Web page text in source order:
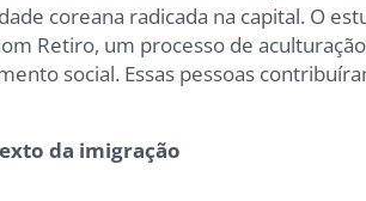
coreana radicada na capital. O
Retiro, um processo de
social. Essas pessoas
da imigração